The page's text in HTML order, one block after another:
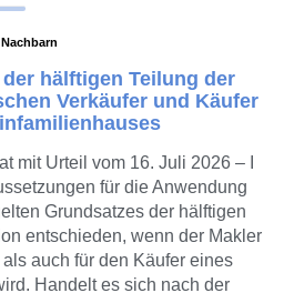
hälftigen Teilung der
Verkäufer und Käufer
mit Urteil vom 16. Juli 2026 – I
für die Anwendung
Grundsatzes der hälftigen
entschieden, wenn der Makler
auch für den Käufer eines
Handelt es sich nach der